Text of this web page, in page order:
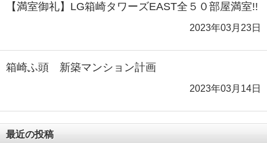
【満室御礼】LG箱崎タワーズEAST全５０部屋満室!!
2023年03月23日
箱崎ふ頭 新築マンション計画
2023年03月14日
最近の投稿